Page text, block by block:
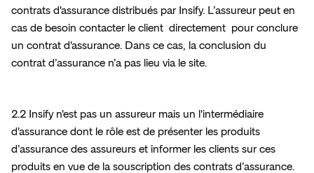
contrats d'assurance distribués par Insify. L’assureur peut en
cas de besoin contacter le client  directement  pour conclure
un contrat d'assurance. Dans ce cas, la conclusion du
contrat d’assurance n’a pas lieu via le site.
2.2 Insify n'est pas un assureur mais un l'intermédiaire
d'assurance dont le rôle est de présenter les produits
d’assurance des assureurs et informer les clients sur ces
produits en vue de la souscription des contrats d’assurance.